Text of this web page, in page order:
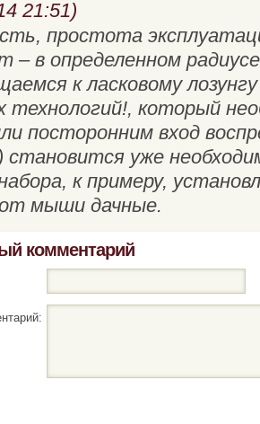
21:51)
простота
– в определенном
к ласковому
технологий!, который
посторонним вход
становится уже
к примеру,
мыши дачные.
комментарий